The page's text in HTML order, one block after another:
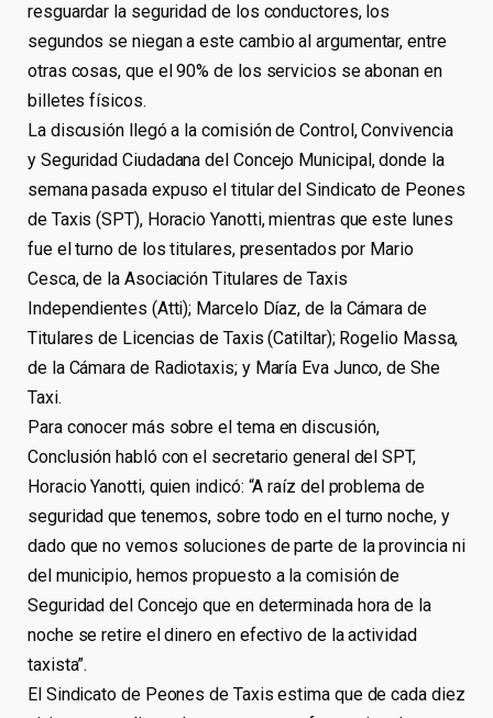
resguardar la seguridad de los conductores, los
segundos se niegan a este cambio al argumentar, entre
otras cosas, que el 90% de los servicios se abonan en
billetes físicos.
La discusión llegó a la comisión de Control, Convivencia
y Seguridad Ciudadana del Concejo Municipal, donde la
semana pasada expuso el titular del Sindicato de Peones
de Taxis (SPT), Horacio Yanotti, mientras que este lunes
fue el turno de los titulares, presentados por Mario
Cesca, de la Asociación Titulares de Taxis
Independientes (Atti); Marcelo Díaz, de la Cámara de
Titulares de Licencias de Taxis (Catiltar); Rogelio Massa,
de la Cámara de Radiotaxis; y María Eva Junco, de She
Taxi.
Para conocer más sobre el tema en discusión,
Conclusión habló con el secretario general del SPT,
Horacio Yanotti, quien indicó: “A raíz del problema de
seguridad que tenemos, sobre todo en el turno noche, y
dado que no vemos soluciones de parte de la provincia ni
del municipio, hemos propuesto a la comisión de
Seguridad del Concejo que en determinada hora de la
noche se retire el dinero en efectivo de la actividad
taxista”.
El Sindicato de Peones de Taxis estima que de cada diez